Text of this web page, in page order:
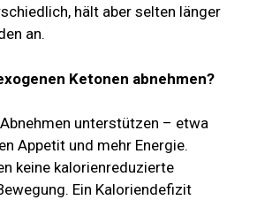
hält aber selten länger
an.
Ketonen abnehmen?
unterstützen – etwa
Appetit und mehr Energie.
keine kalorienreduzierte
Ein Kaloriendefizit